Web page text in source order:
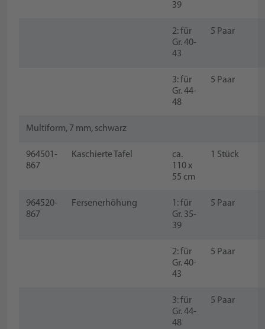
39
2: für
Gr. 40-
43
5 Paar
3: für
Gr. 44-
48
5 Paar
Multiform, 7 mm, schwarz
964501-
867
Kaschierte Tafel
ca.
110 x
55 cm
1 Stück
964520-
867
Fersenerhöhung
1: für
Gr. 35-
39
5 Paar
2: für
Gr. 40-
43
5 Paar
3: für
Gr. 44-
48
5 Paar